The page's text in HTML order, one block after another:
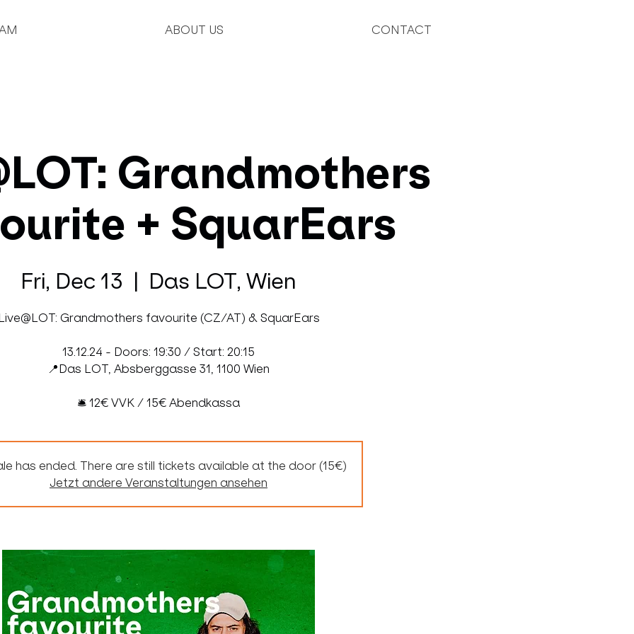
ABOUT US CONTACT
Grandmothers
+ SquarEars
Fri, Dec 13
  |
Das LOT, Wien
Grandmothers favourite (CZ/AT) & SquarEars
13.12.24 - Doors: 19:30 / Start: 20:15
📍Das LOT, Absberggasse 31, 1100 Wien
🛎 12€ VVK / 15€ Abendkassa
has ended. There are still tickets available at the door (15€)
Jetzt andere Veranstaltungen ansehen